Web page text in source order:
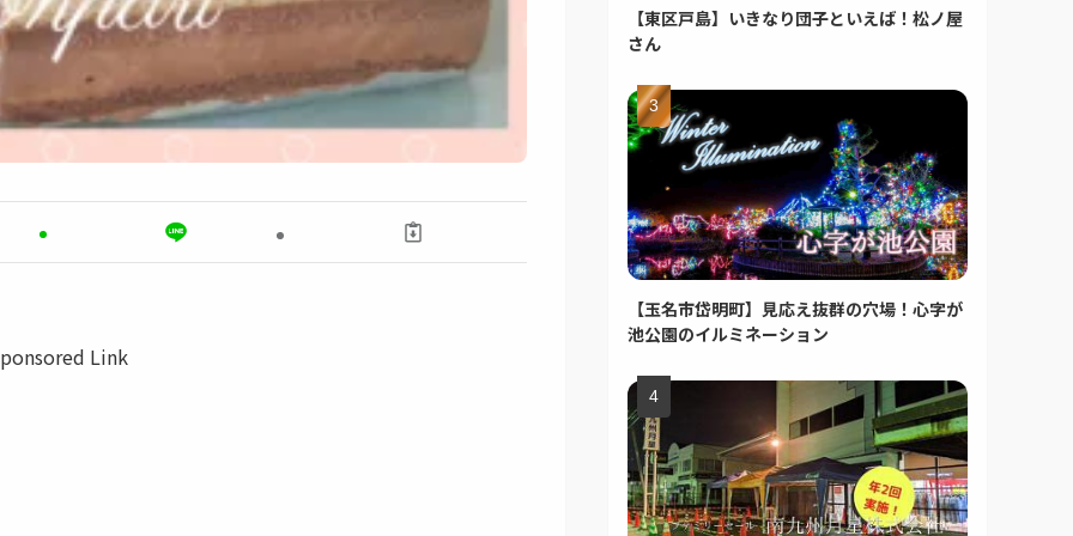
Link
【東区戸島】いきなり団子といえば！松ノ屋
さん
【玉名市岱明町】見応え抜群の穴場！心字が
池公園のイルミネーション